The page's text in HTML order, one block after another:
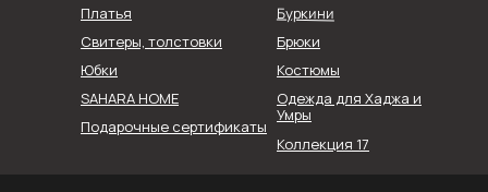
Коллекция 17
Юбки
Брюки
SAHARA HOME
Платья
Свитеры, толстовки
Буркини
Костюмы
Подарочные сертификаты
Одежда для Хаджа и
Умры